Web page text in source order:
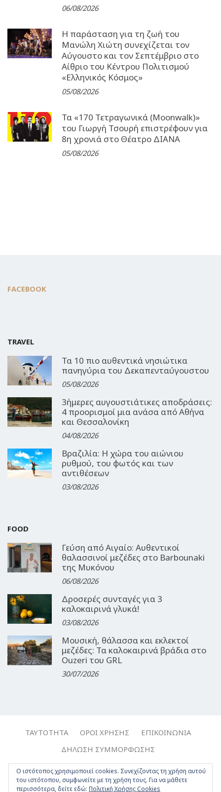
06/08/2026
Η παράσταση για τη ζωή του
Μανώλη Χιώτη συνεχίζεται τον
Αύγουστο και τον Σεπτέμβριο στο
Αίθριο του Κέντρου Πολιτισμού
«Ελληνικός Κόσμος»
05/08/2026
Τα «170 Τετραγωνικά (Moonwalk)»
του Γιωργή Τσουρή επιστρέφουν για
8η χρονιά στο Θέατρο ΔΙΑΝΑ
05/08/2026
FACEBOOK
TRAVEL
Τα 10 πιο αυθεντικά νησιώτικα
πανηγύρια του Δεκαπενταύγουστου
05/08/2026
3ήμερες αυγουστιάτικες αποδράσεις:
4 προορισμοί μια ανάσα από Αθήνα
και Θεσσαλονίκη
04/08/2026
Βραζιλία: Η χώρα του αιώνιου
ρυθμού, του φωτός και των
αντιθέσεων
03/08/2026
FOOD
Γεύση από Αιγαίο: Αυθεντικοί
θαλασσινοί μεζέδες στο Barbounaki
της Μυκόνου
06/08/2026
Δροσερές συνταγές για 3
καλοκαιρινά γλυκά!
03/08/2026
Μουσική, θάλασσα και εκλεκτοί
μεζέδες: Τα καλοκαιρινά βράδια στο
Ouzeri του GRL
30/07/2026
ΤΑΥΤΌΤΗΤΑ ΌΡΟΙ ΧΡΉΣΗΣ
ΕΠΙΚΟΙΝΩΝΊΑ
ΔΉΛΩΣΗ ΣΥΜΜΌΡΦΩΣΗΣ
Copyright © 2017-2026, Travelgirl.gr | All rights reserved.
Crafted byApptime.
Ο ιστότοπος χρησιμοποιεί cookies. Συνεχίζοντας τη χρήση αυτού
του ιστότοπου, συμφωνείτε με τη χρήση τους. Για να μάθετε
περισσότερα, δείτε εδώ: Πολιτική Χρήσης Cookies